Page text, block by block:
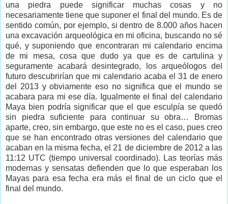
una piedra puede significar muchas cosas y no
necesariamente tiene que suponer el final del mundo. Es de
sentido común, por ejemplo, si dentro de 8.000 años hacen
una excavación arqueológica en mi oficina, buscando no sé
qué, y suponiendo que encontraran mi calendario encima
de mi mesa, cosa que dudo ya que es de cartulina y
seguramente acabará desintegrado, los arqueólogos del
futuro descubrirían que mi calendario acaba el 31 de enero
del 2013 y obviamente eso no significa que el mundo se
acabara para mi ese día. Igualmente el final del calendario
Maya bien podría significar que el que esculpía se quedó
sin piedra suficiente para continuar su obra… Bromas
aparte, creo, sin embargo, que este no es el caso, pues creo
que se han encontrado otras versiones del calendario que
acaban en la misma fecha, el 21 de diciembre de 2012 a las
11:12 UTC (tiempo universal coordinado). Las teorías más
modernas y sensatas defienden que lo que esperaban los
Mayas para esa fecha era más el final de un ciclo que el
final del mundo.